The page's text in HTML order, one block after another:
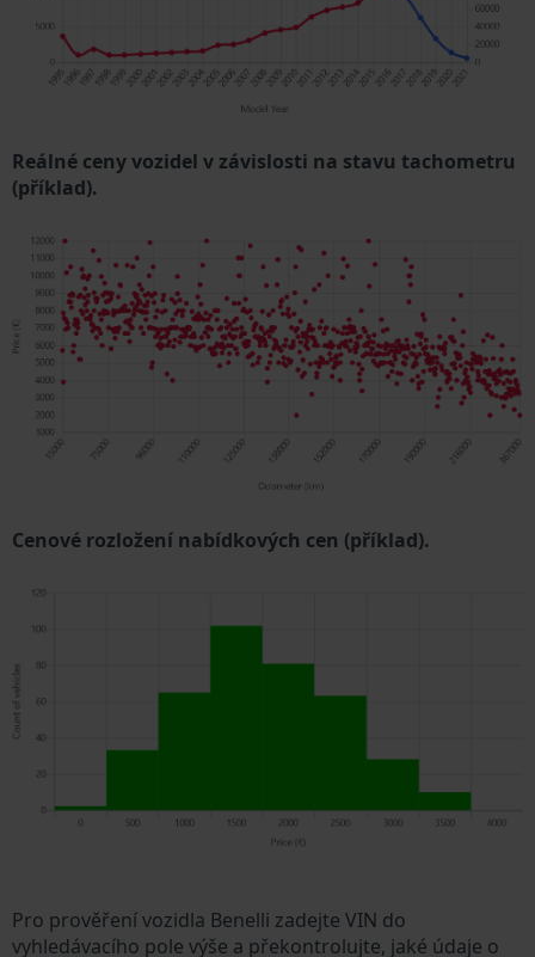
Reálné ceny vozidel v závislosti na stavu tachometru
(příklad).
Cenové rozložení nabídkových cen (příklad).
Pro prověření vozidla Benelli zadejte VIN do
vyhledávacího pole výše a překontrolujte, jaké údaje o